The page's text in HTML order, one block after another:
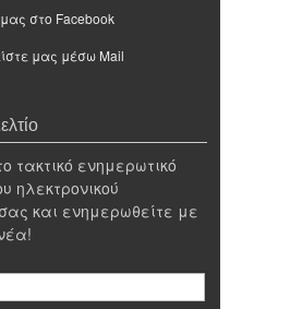
στο Facebook
μας μέσω Mail
τακτικό ενημερωτικό
ηλεκτρονικού
και ενημερωθείτε με